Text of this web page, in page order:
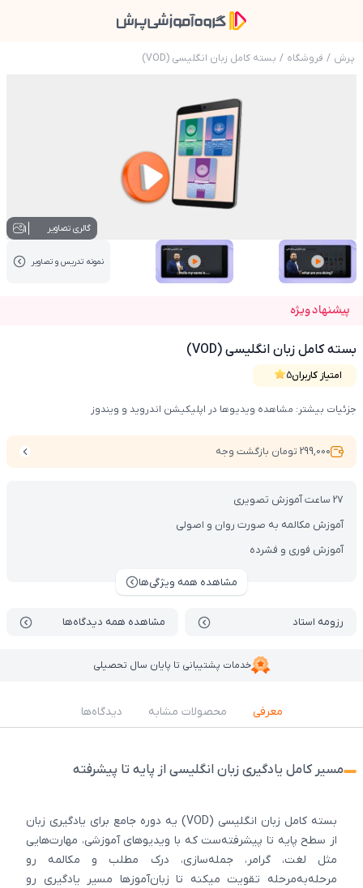
پرش / فروشگاه / بسته کامل زبان انگلیسی (VOD)
پیشنهاد ویژه
گالری تصاویر 1
نمونه تدریس‌ و تصاویر
بسته کامل زبان انگلیسی (VOD)
امتیاز کاربران5
27 ساعت آموزش تصویری
آموزش مکالمه به صورت روان و اصولی
آموزش فوری و فشرده
مشاهده همه ویژگی‌ها
رزومه استاد مشاهده همه دیدگاه‌ها
خدمات پشتیبانی تا پایان سال تحصیلی
جزئیات بیشتر: مشاهده ویدیوها در اپلیکیشن اندروید و ویندوز
299,000 تومان بازگشت وجه
معرفی محصولات مشابه دیدگاه‌ها
مسیر کامل یادگیری زبان انگلیسی از پایه تا پیشرفته
بسته کامل زبان انگلیسی (VOD) یه دوره جامع برای یادگیری زبان
از سطح پایه تا پیشرفته‌ست که با ویدیوهای آموزشی، مهارت‌هایی
مثل لغت، گرامر، جمله‌سازی، درک مطلب و مکالمه رو
مرحله‌به‌مرحله تقویت میکنه تا زبان‌آموزها مسیر یادگیری رو